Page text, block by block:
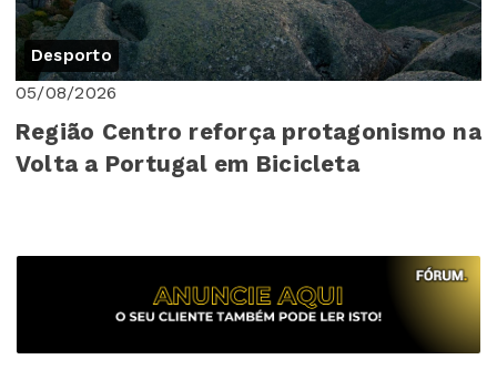
Desporto
05/08/2026
Região Centro reforça protagonismo na
Volta a Portugal em Bicicleta